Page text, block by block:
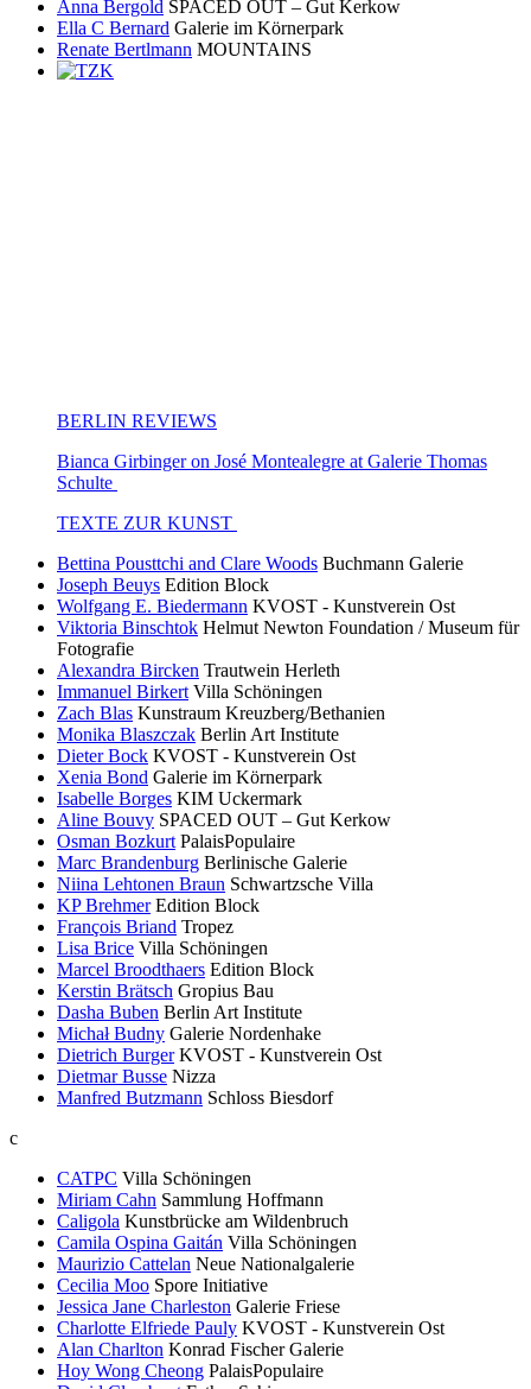
Anna Bergold SPACED OUT – Gut Kerkow
Ella C Bernard Galerie im Körnerpark
Renate Bertlmann MOUNTAINS
BERLIN REVIEWS
Bianca Girbinger on José Montealegre at Galerie Thomas
Schulte
TEXTE ZUR KUNST
Bettina Pousttchi and Clare Woods Buchmann Galerie
Joseph Beuys Edition Block
Wolfgang E. Biedermann KVOST - Kunstverein Ost
Viktoria Binschtok Helmut Newton Foundation / Museum für
Fotografie
Alexandra Bircken Trautwein Herleth
Immanuel Birkert Villa Schöningen
Zach Blas Kunstraum Kreuzberg/Bethanien
Monika Blaszczak Berlin Art Institute
Dieter Bock KVOST - Kunstverein Ost
Xenia Bond Galerie im Körnerpark
Isabelle Borges KIM Uckermark
Aline Bouvy SPACED OUT – Gut Kerkow
Osman Bozkurt PalaisPopulaire
Marc Brandenburg Berlinische Galerie
Niina Lehtonen Braun Schwartzsche Villa
KP Brehmer Edition Block
François Briand Tropez
Lisa Brice Villa Schöningen
Marcel Broodthaers Edition Block
Kerstin Brätsch Gropius Bau
Dasha Buben Berlin Art Institute
Michał Budny Galerie Nordenhake
Dietrich Burger KVOST - Kunstverein Ost
Dietmar Busse Nizza
Manfred Butzmann Schloss Biesdorf
c
CATPC Villa Schöningen
Miriam Cahn Sammlung Hoffmann
Caligola Kunstbrücke am Wildenbruch
Camila Ospina Gaitán Villa Schöningen
Maurizio Cattelan Neue Nationalgalerie
Cecilia Moo Spore Initiative
Jessica Jane Charleston Galerie Friese
Charlotte Elfriede Pauly KVOST - Kunstverein Ost
Alan Charlton Konrad Fischer Galerie
Hoy Wong Cheong PalaisPopulaire